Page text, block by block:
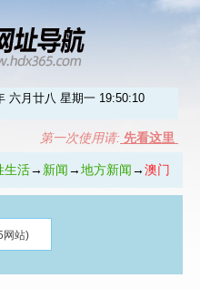
六月廿八 星期一 19:50:10
第一次使用请: 先看这里
生活→ 新闻→地方新闻→澳门
网站)